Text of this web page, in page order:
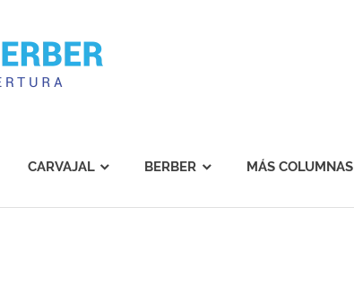
CARVAJAL BERBER MÁS COLUMNAS